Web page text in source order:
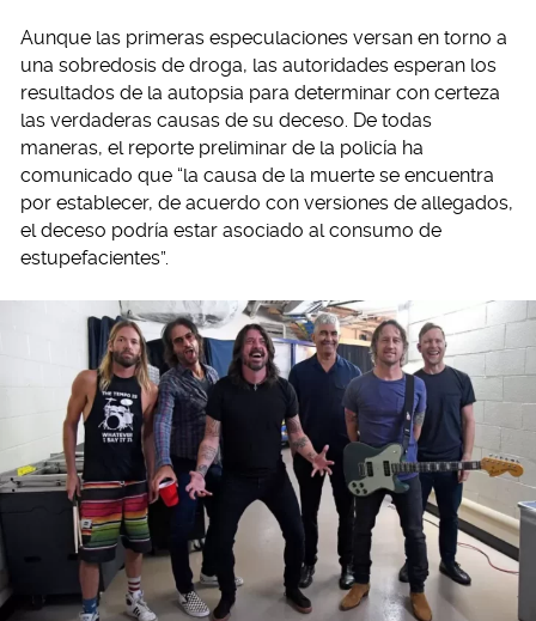
Aunque las primeras especulaciones versan en torno a
una sobredosis de droga, las autoridades esperan los
resultados de la autopsia para determinar con certeza
las verdaderas causas de su deceso. De todas
maneras, el reporte preliminar de la policía ha
comunicado que “la causa de la muerte se encuentra
por establecer, de acuerdo con versiones de allegados,
el deceso podría estar asociado al consumo de
estupefacientes”.